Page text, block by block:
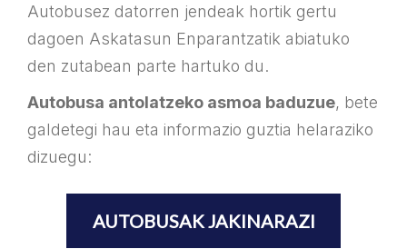
Autobusez datorren jendeak hortik gertu
dagoen Askatasun Enparantzatik abiatuko
den zutabean parte hartuko du.
Autobusa antolatzeko asmoa baduzue, bete
galdetegi hau eta informazio guztia helaraziko
dizuegu:
AUTOBUSAK JAKINARAZI